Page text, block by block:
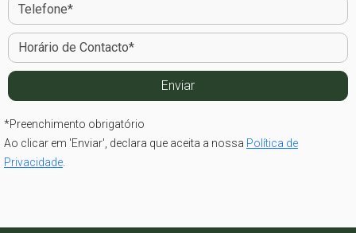
*Preenchimento obrigatório
Ao clicar em 'Enviar', declara que aceita a nossa Política de
Privacidade